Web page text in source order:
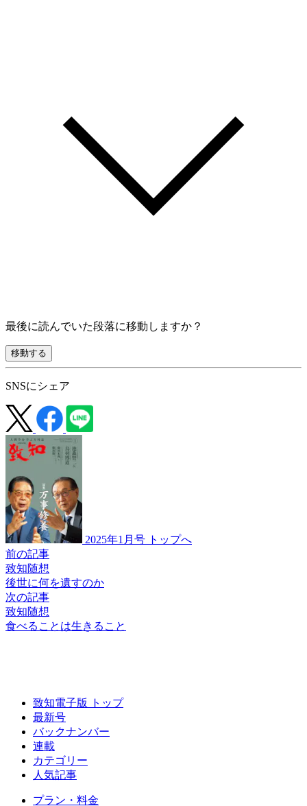
最後に読んでいた段落に移動しますか？
移動する
SNSにシェア
2025年1月号 トップへ
前の記事
致知随想
後世に何を遺すのか
次の記事
致知随想
食べることは生きること
致知電子版 トップ
最新号
バックナンバー
連載
カテゴリー
人気記事
プラン・料金